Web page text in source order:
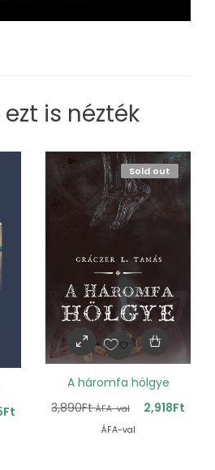
is nézték
Ft
Sold out
A háromfa hölgye
3,890Ft ÁFA-val 2,918Ft
ÁFA-val